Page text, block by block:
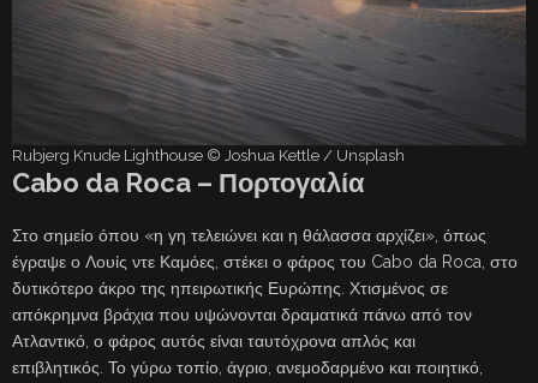
Rubjerg Knude Lighthouse © Joshua Kettle / Unsplash
Cabo da Roca – Πορτογαλία
Στο σημείο όπου «η γη τελειώνει και η θάλασσα αρχίζει», όπως
έγραψε ο Λουίς ντε Καμόες, στέκει ο φάρος του Cabo da Roca, στο
δυτικότερο άκρο της ηπειρωτικής Ευρώπης. Χτισμένος σε
απόκρημνα βράχια που υψώνονται δραματικά πάνω από τον
Ατλαντικό, ο φάρος αυτός είναι ταυτόχρονα απλός και
επιβλητικός. Το γύρω τοπίο, άγριο, ανεμοδαρμένο και ποιητικό,